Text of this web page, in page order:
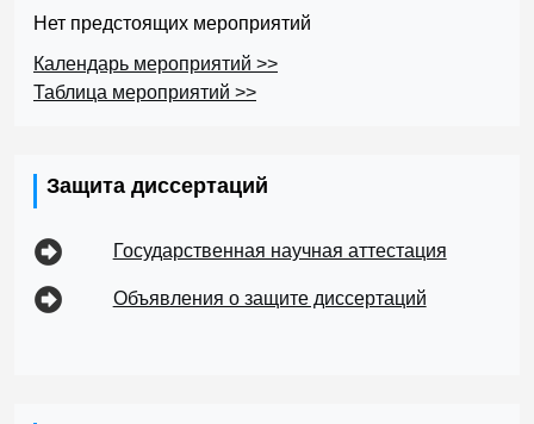
Нет предстоящих мероприятий
Календарь мероприятий >>
Таблица мероприятий >>
Защита диссертаций
Государственная научная аттестация
Объявления о защите диссертаций